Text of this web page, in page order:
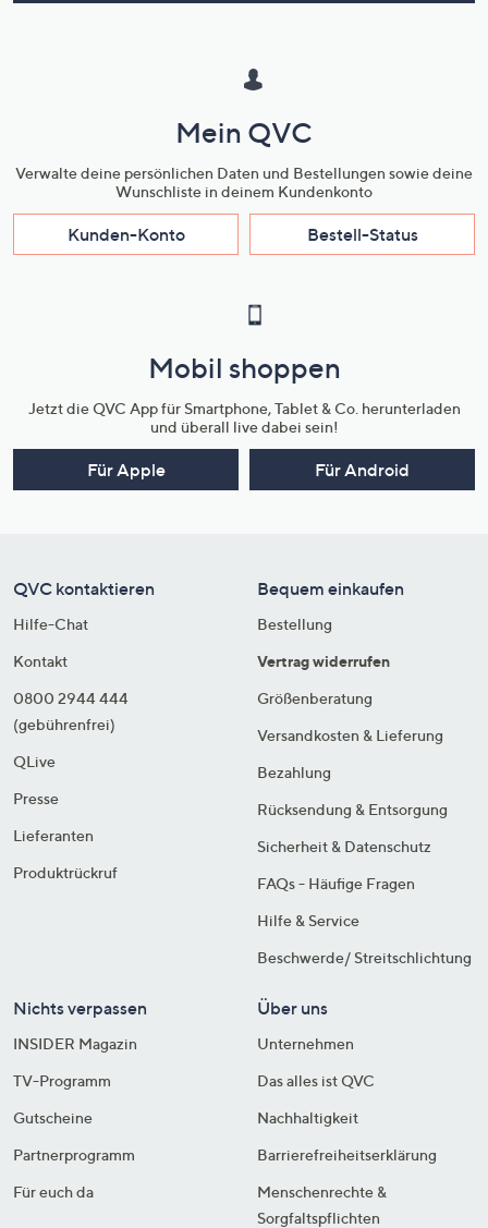
Mein QVC
Verwalte deine persönlichen Daten und Bestellungen sowie deine
Wunschliste in deinem Kundenkonto
Kunden-Konto Bestell-Status
Mobil shoppen
Jetzt die QVC App für Smartphone, Tablet & Co. herunterladen
und überall live dabei sein!
Für Apple Für Android
QVC kontaktieren
Hilfe-Chat
Kontakt
0800 2944 444
(gebührenfrei)
QLive
Presse
Lieferanten
Produktrückruf
Bequem einkaufen
Bestellung
Vertrag widerrufen
Größenberatung
Versandkosten & Lieferung
Bezahlung
Rücksendung & Entsorgung
Sicherheit & Datenschutz
FAQs - Häufige Fragen
Hilfe & Service
Beschwerde/ Streitschlichtung
Nichts verpassen
INSIDER Magazin
TV-Programm
Gutscheine
Partnerprogramm
Für euch da
Über uns
Unternehmen
Das alles ist QVC
Nachhaltigkeit
Barrierefreiheitserklärung
Menschenrechte &
Sorgfaltspflichten